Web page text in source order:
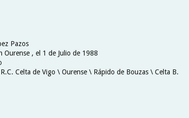
Pazos
Ourense , el 1 de Julio de 1988
Celta de Vigo \ Ourense \ Rápido de Bouzas \ Celta B.